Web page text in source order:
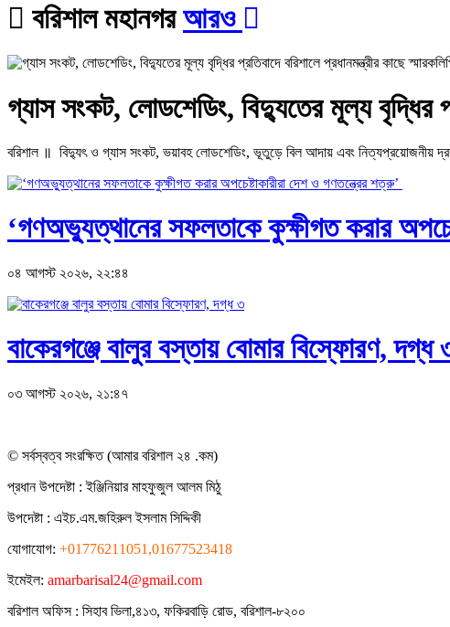
বরিশাল মহানগরআরও
গ্যাস সংকট, লোডশেডিং, বিদ্যুতের মূল্য বৃদ্ধির
বরিশাল ॥ বিদ্যুৎ ও গ্যাস সংকট, ভয়াবহ লোডশেডিং, ভূতুড়ে বিল আদায় এবং নিত্যপ্রয়োজনীয়
‘গণঅভ্যুত্থানের সফলতাকে কুক্ষীগত করার
০৪ আগস্ট ২০২৬, ২২:৪৪
বাকেরগঞ্জে বালুর বস্তায় বোমার বিস্ফোরণ, দগ্ধ
০৩ আগস্ট ২০২৬, ২১:৪৭
© সর্বস্বত্ব সংরক্ষিত (আমার বরিশাল ২৪ .কম)
প্রধান ‍উপদেষ্টা : ‍ইঞ্জিনিয়ার মাহফুজুল আলম মিঠু
উপদেষ্টা : এইচ.এম.জহিরুল ইসলাম সিদ্দিকী
যোগাযোগ: +01776211051,01677523418
ইমেইল: amarbarisal24@gmail.com
বরিশাল অফিস : সিহাব ভিলা,৪১৩, ফকিরবাড়ি রোড, বরিশাল-৮২০০